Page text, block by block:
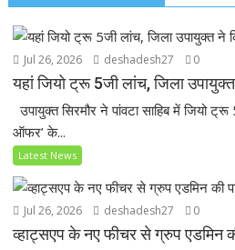
Jul 26, 2026 deshadesh27 0
यहां जियो ट्रू 5जी लांच, जिला
उपायुक्त सिरमौर ने पांवटा साहिब में जियो
ऑफर’ के...
Latest News
Jul 26, 2026 deshadesh27 0
व्हाट्सएप के नए फीचर से ग्रुप एडमिन की